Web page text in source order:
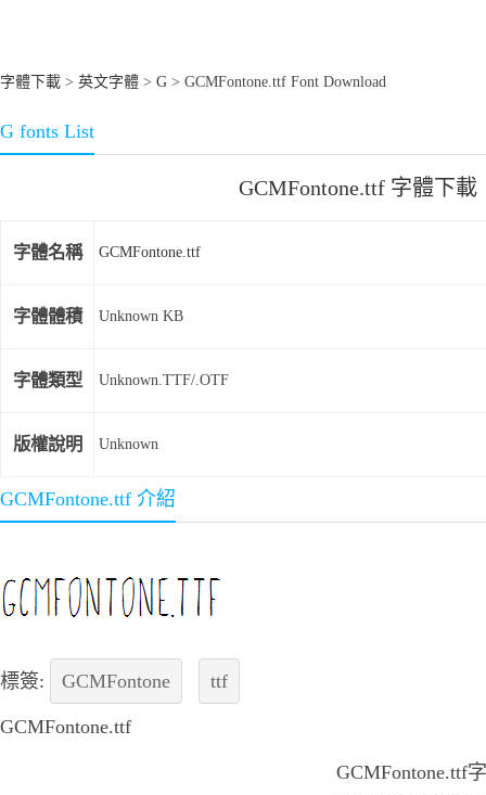
字體下載 > 英文字體 > G > GCMFontone.ttf Font Download
G fonts List
GCMFontone.ttf 字體下載
字體名稱 GCMFontone.ttf
字體體積 Unknown KB
字體類型 Unknown.TTF/.OTF
版權說明 Unknown
GCMFontone.ttf 介紹
標簽: GCMFontone ttf
GCMFontone.ttf
GCMFontone.ttf